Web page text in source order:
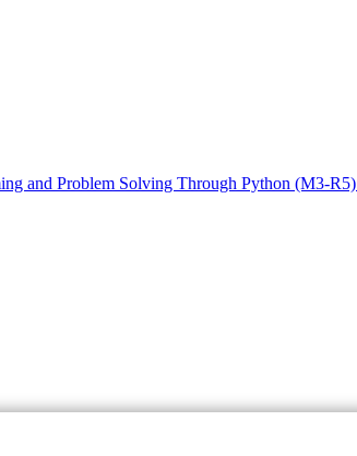
and Problem Solving Through Python (M3-R5)